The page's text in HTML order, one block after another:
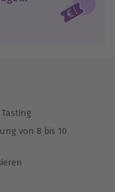
einlösbar.
von 8 bis 10